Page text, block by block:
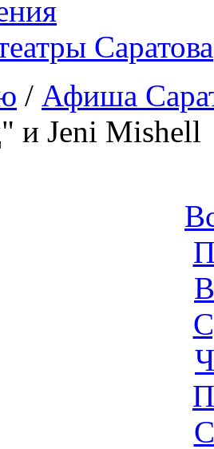
Саратова
/ Афиша
и Jeni Mishell